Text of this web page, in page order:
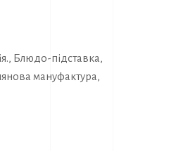
, Блюдо-підставка,
мануфактура,